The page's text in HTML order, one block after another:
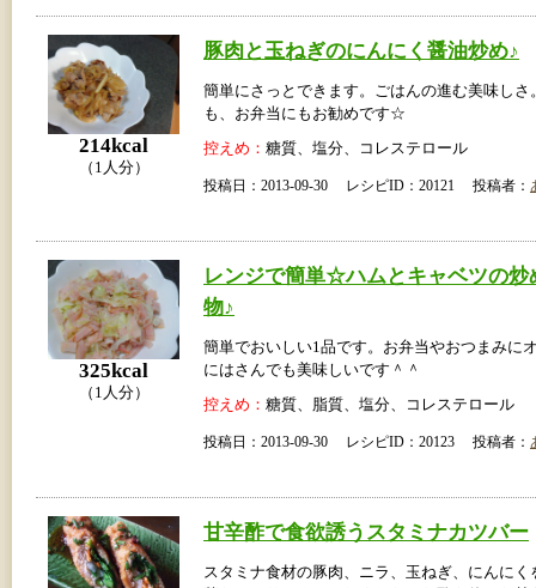
214kcal
（1人分）
豚肉と玉ねぎのにんにく醤油炒め♪
簡単にさっとできます。ごはんの進む美味しさ
も、お弁当にもお勧めです☆
控えめ： 糖質、塩分、コレステロール
投稿日：2013-09-30 レシピID：20121 投稿者：
325kcal
（1人分）
レンジで簡単☆ハムとキャベツの炒
物♪
簡単でおいしい1品です。お弁当やおつまみに
にはさんでも美味しいです＾＾
控えめ： 糖質、脂質、塩分、コレステロール
投稿日：2013-09-30 レシピID：20123 投稿者：
甘辛酢で食欲誘うスタミナカツバー
スタミナ食材の豚肉、ニラ、玉ねぎ、にんにく